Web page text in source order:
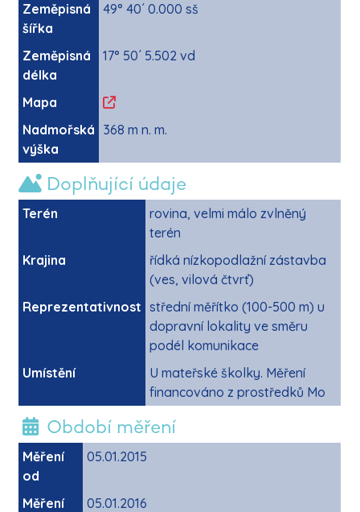
Zeměpisná
šířka
49° 40´ 0.000 sš
Zeměpisná
délka
17° 50´ 5.502 vd
Mapa
Nadmořská
výška
368 m n. m.
Doplňující údaje
Terén
rovina, velmi málo zvlněný
terén
Krajina
řídká nízkopodlažní zástavba
(ves, vilová čtvrť)
Reprezentativnost střední měřítko (100-500 m) u
dopravní lokality ve směru
podél komunikace
Umístění
U mateřské školky. Měření
financováno z prostředků Mo
Období měření
Měření
od
05.01.2015
Měření
05.01.2016